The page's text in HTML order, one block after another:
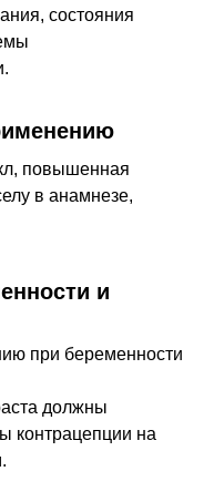
состояния
повышенная
в анамнезе,
и
при беременности
должны
контрацепции на